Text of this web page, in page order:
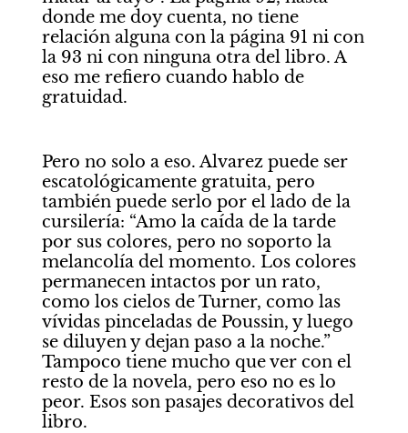
donde me doy cuenta, no tiene
relación alguna con la página 91 ni con
la 93 ni con ninguna otra del libro. A
eso me refiero cuando hablo de
gratuidad.
Pero no solo a eso. Alvarez puede ser
escatológicamente gratuita, pero
también puede serlo por el lado de la
cursilería: “Amo la caída de la tarde
por sus colores, pero no soporto la
melancolía del momento. Los colores
permanecen intactos por un rato,
como los cielos de Turner, como las
vívidas pinceladas de Poussin, y luego
se diluyen y dejan paso a la noche.”
Tampoco tiene mucho que ver con el
resto de la novela, pero eso no es lo
peor. Esos son pasajes decorativos del
libro.